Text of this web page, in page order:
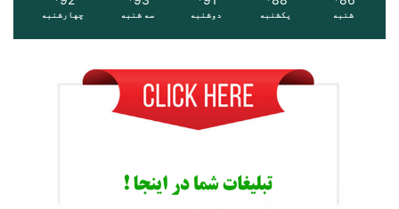
شنبه یکشنبه دوشنبه سه شنبه چهارشنبه